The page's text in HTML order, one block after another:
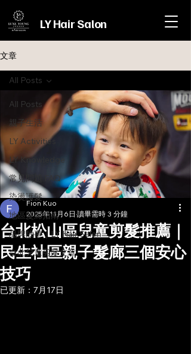
LY Hair Salon
文章
All Posts
親子生活
LY Activities
LY Knowledge
常見問題 FAQ
染燙護髮
地區髮廊指南
品牌故事｜LY Hair Salon
台北兒童剪髮文章
All Posts
台北松山區兒童剪髮推薦｜
民生社區親子髮廊三個安心
技巧
Fion Kuo
2025年11月6日 讀畢需時 3 分鐘
已更新： 7月17日